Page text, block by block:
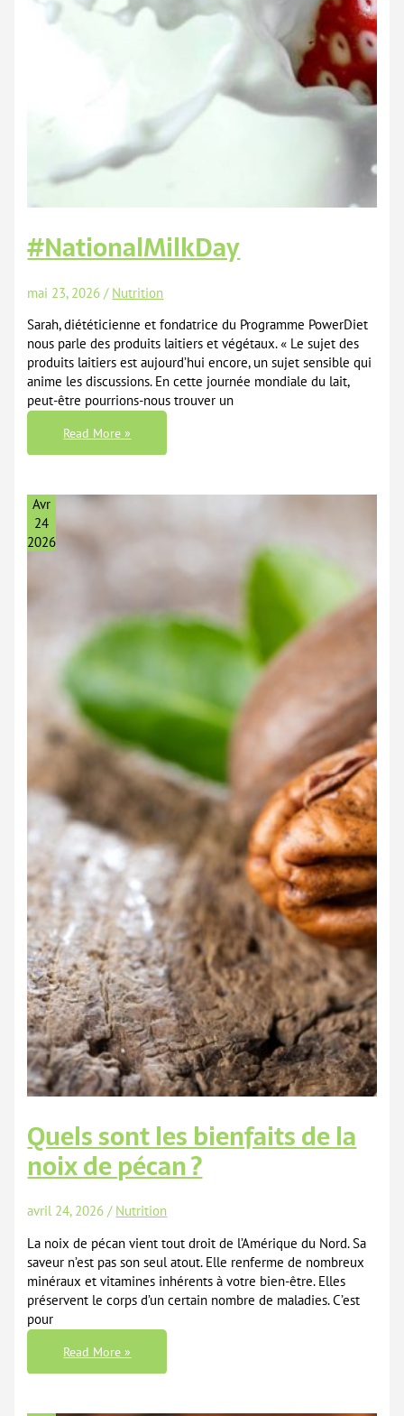
#NationalMilkDay
mai 23, 2026/ Nutrition
Sarah, diététicienne et fondatrice du Programme PowerDiet
nous parle des produits laitiers et végétaux. « Le sujet des
produits laitiers est aujourd’hui encore, un sujet sensible qui
anime les discussions. En cette journée mondiale du lait,
peut-être pourrions-nous trouver un
#NationalMilkDay
Read More »
Avr
24
2026
Quels sont les bienfaits de la
noix de pécan ?
avril 24, 2026/ Nutrition
La noix de pécan vient tout droit de l’Amérique du Nord. Sa
saveur n’est pas son seul atout. Elle renferme de nombreux
minéraux et vitamines inhérents à votre bien-être. Elles
préservent le corps d’un certain nombre de maladies. C’est
pour
Quels
Sont
Read More »